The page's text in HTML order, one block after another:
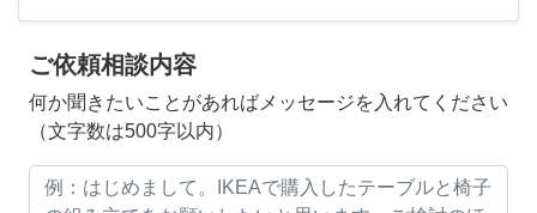
ご依頼相談内容
何か聞きたいことがあればメッセージを入れてください
（文字数は500字以内）